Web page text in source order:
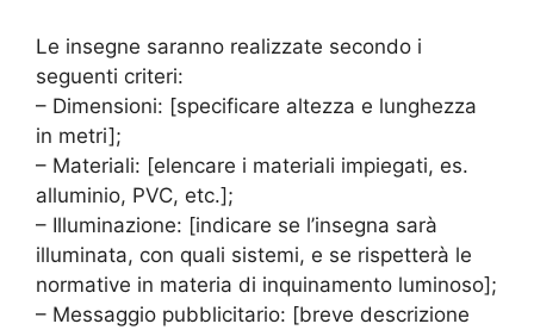
Le insegne saranno realizzate secondo i
seguenti criteri:
– Dimensioni: [specificare altezza e lunghezza
in metri];
– Materiali: [elencare i materiali impiegati, es.
alluminio, PVC, etc.];
– Illuminazione: [indicare se l’insegna sarà
illuminata, con quali sistemi, e se rispetterà le
normative in materia di inquinamento luminoso];
– Messaggio pubblicitario: [breve descrizione